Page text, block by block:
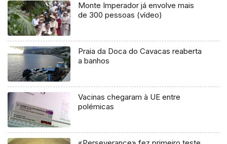
Monte Imperador já envolve mais
de 300 pessoas (vídeo)
Praia da Doca do Cavacas reaberta
a banhos
Vacinas chegaram à UE entre
polémicas